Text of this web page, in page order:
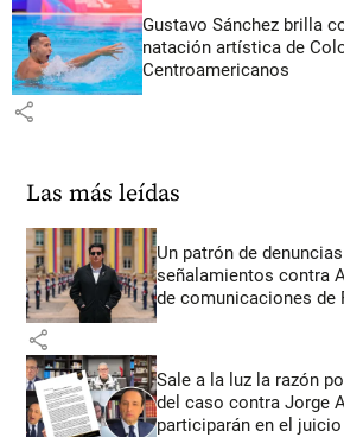
Gustavo Sánchez brilla
natación artística de
Centroamericanos
share
Las más leídas
Un patrón de
señalamientos contra
de comunicaciones de
share
Sale a la luz la razón
del caso contra Jorge
participarán en el juicio